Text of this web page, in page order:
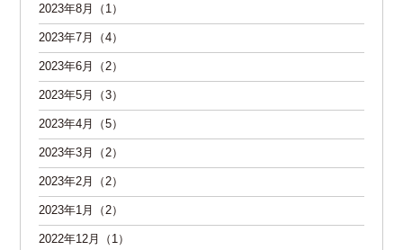
2023年8月（1）
2023年7月（4）
2023年6月（2）
2023年5月（3）
2023年4月（5）
2023年3月（2）
2023年2月（2）
2023年1月（2）
2022年12月（1）